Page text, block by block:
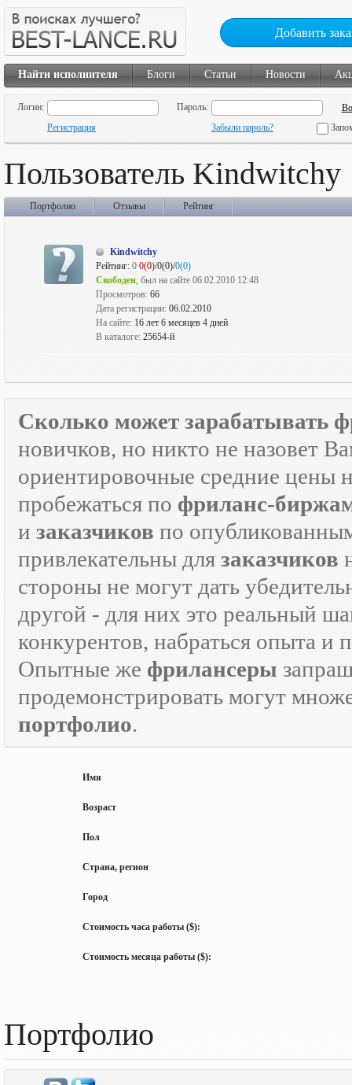
Добавить
Найти исполнителя Блоги Статьи Новости
Логин:
Пароль:
Регистрация
Забыли пароль?
Пользователь Kindwitchy
Портфолио Отзывы Рейтинг
Kindwitchy
Рейтинг: 0 0(0)/0(0)/0(0)
Свободен, был на сайте 06.02.2010 12:48
Просмотров: 66
Дата регистрации: 06.02.2010
На сайте: 16 лет 6 месяцев 4 дней
В каталоге: 25654-й
Сколько может зарабатывать
новичков, но никто не назовет
ориентировочные средние цены
пробежаться по фриланс-
и заказчиков по
привлекательны для заказчиков
стороны не могут дать
другой - для них это реальный
конкурентов, набраться опыта и
Опытные же фрилансеры
продемонстрировать могут
портфолио.
Имя
Возраст
Пол
Страна, регион
Город
Стоимость часа работы ($):
Стоимость месяца работы ($):
Портфолио